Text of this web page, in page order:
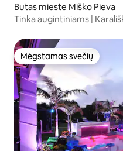
Butas mieste Miško Pieva
Tinka augintiniams |
Mėgstamas svečių
Mėgstamas svečių